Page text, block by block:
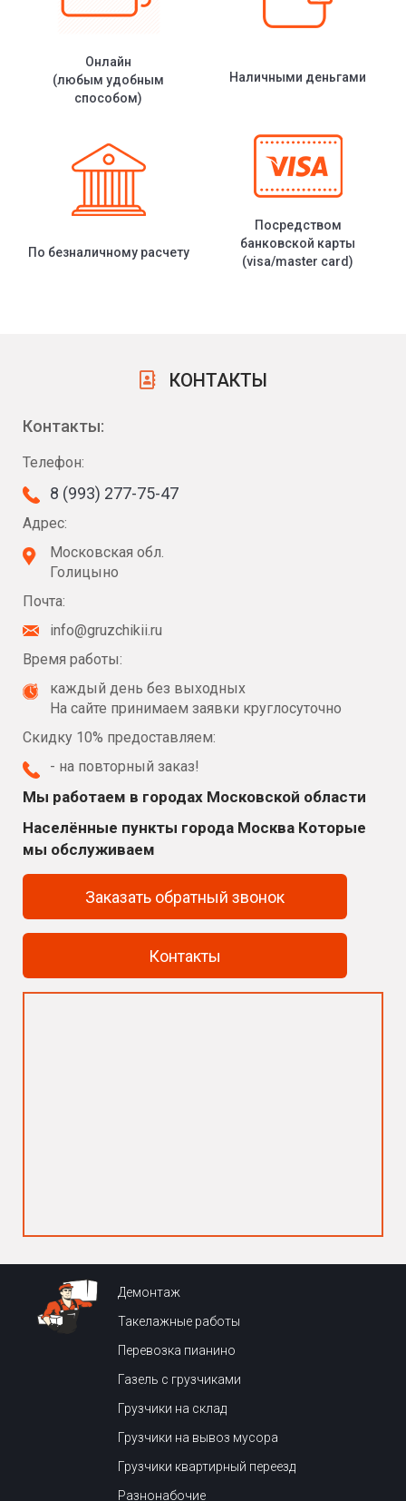
Онлайн
(любым удобным
способом)
Наличными деньгами
По безналичному расчету
Посредством
банковской карты
(visa/master card)
КОНТАКТЫ
Контакты:
Телефон:
8 (993) 277-75-47
Адрес:
Московская обл.
Голицыно
Почта:
info@gruzchikii.ru
Время работы:
каждый день без выходных
На сайте принимаем заявки круглосуточно
Скидку 10% предоставляем:
- на повторный заказ!
Мы работаем в городах Московской области
Населённые пункты города Москва Которые
мы обслуживаем
Заказать обратный звонок
Контакты
Демонтаж
Такелажные работы
Перевозка пианино
Газель с грузчиками
Грузчики на склад
Грузчики на вывоз мусора
Грузчики квартирный переезд
Разнонабочие